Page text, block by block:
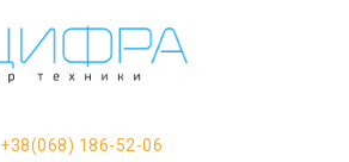
+38(068) 186-52-06